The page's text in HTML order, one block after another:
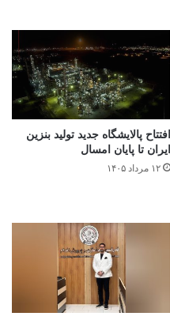
افتتاح ‌پالایشگاه جدید تولید بنزین
ایران تا پایان امسال
۱۲ مرداد ۱۴۰۵